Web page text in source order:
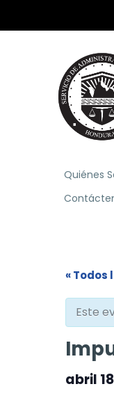
Quiénes
« Todos
Este
abril